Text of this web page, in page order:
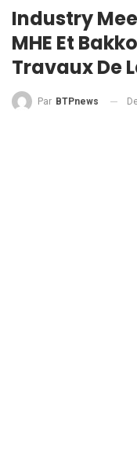
Industry
MHE Et
Travaux De
Par BTPnews